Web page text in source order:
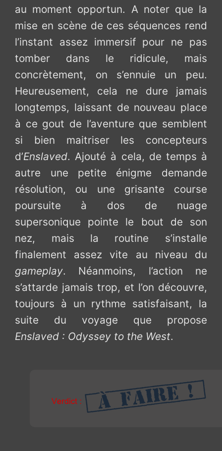
au moment opportun. A noter que la
mise en scène de ces séquences rend
l’instant assez immersif pour ne pas
tomber dans le ridicule, mais
concrètement, on s’ennuie un peu.
Heureusement, cela ne dure jamais
longtemps, laissant de nouveau place
à ce gout de l’aventure que semblent
si bien maitriser les concepteurs
d’Enslaved. Ajouté à cela, de temps à
autre une petite énigme demande
résolution, ou une grisante course
poursuite à dos de nuage
supersonique pointe le bout de son
nez, mais la routine s’installe
finalement assez vite au niveau du
gameplay. Néanmoins, l’action ne
s’attarde jamais trop, et l’on découvre,
toujours à un rythme satisfaisant, la
suite du voyage que propose
Enslaved : Odyssey to the West.